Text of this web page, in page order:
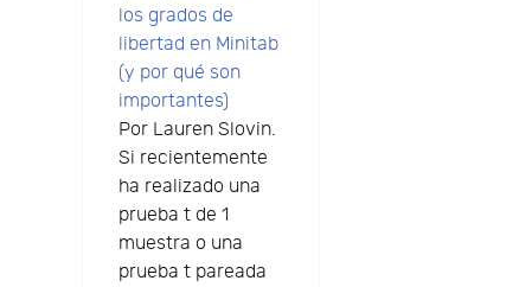
los grados de
libertad en Minitab
(y por qué son
importantes)
Por Lauren Slovin.
Si recientemente
ha realizado una
prueba t de 1
muestra o una
prueba t pareada